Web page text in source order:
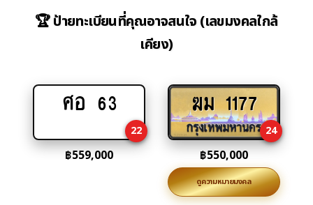
🏆 ป้ายทะเบียนที่คุณอาจสนใจ (เลขมงคลใกล้
เคียง)
Add
cart
ศอ 63
22
฿559,000
Add
to
cart
ฆม 1177
24
฿550,000
ดูความหมายมงคล